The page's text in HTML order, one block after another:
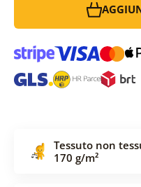
Tessuto non
170 g/m²